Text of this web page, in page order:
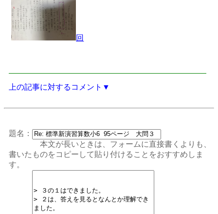
回
上の記事に対するコメント▼
題名：
本文が長いときは、フォームに直接書くよりも、
書いたものをコピーして貼り付けることをおすすめしま
す。